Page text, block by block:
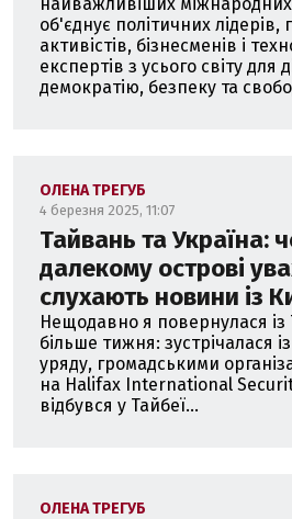
найважливіших
об'єднує політичних лідерів,
активістів, бізнесменів і
експертів з усього світу для
демократію, безпеку та
ОЛЕНА ТРЕГУБ
4 березня 2025, 11:07
Тайвань та Україна:
далекому острові
слухають новини із
Нещодавно я повернулася
більше тижня: зустрічалася
уряду, громадськими
на Halifax International
відбувся у Тайбеї...
ОЛЕНА ТРЕГУБ